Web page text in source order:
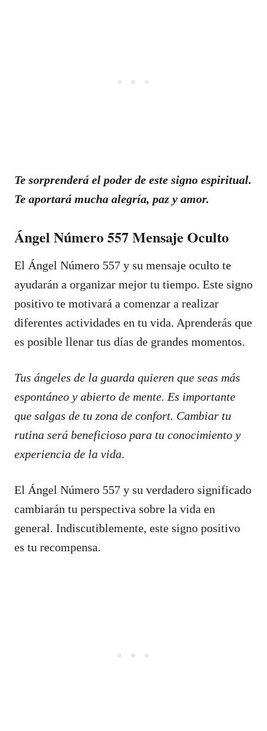
Te sorprenderá el poder de este signo espiritual.
Te aportará mucha alegría, paz y amor.
Ángel Número 557 Mensaje Oculto
El Ángel Número 557 y su mensaje oculto te
ayudarán a organizar mejor tu tiempo. Este signo
positivo te motivará a comenzar a realizar
diferentes actividades en tu vida. Aprenderás que
es posible llenar tus días de grandes momentos.
Tus ángeles de la guarda quieren que seas más
espontáneo y abierto de mente. Es importante
que salgas de tu zona de confort. Cambiar tu
rutina será beneficioso para tu conocimiento y
experiencia de la vida.
El Ángel Número 557 y su verdadero significado
cambiarán tu perspectiva sobre la vida en
general. Indiscutiblemente, este signo positivo
es tu recompensa.